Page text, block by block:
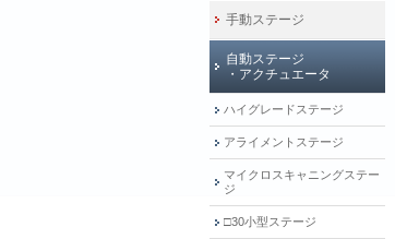
手動ステージ
自動ステージ
・アクチュエータ
ハイグレードステージ
アライメントステージ
マイクロスキャニングステー
ジ
□30小型ステージ